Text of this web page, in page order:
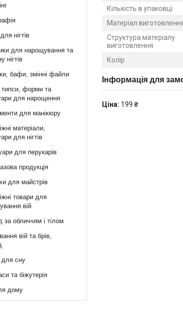
Кількість в упаковці
Матеріал
Структура матеріалу
виготовлення
Колір
Інформація для
Ціна: 199 ₴
нігтів
для нарощування та
нігтів
бафи, змінні файли
типси, форми та
для нарощення
для манікюру
матеріали,
для нігтів
для перукарів
продукція
для майстрів
товари для
вій
за обличчям і тілом
вій та брів,
для сну
та біжутерія
дому